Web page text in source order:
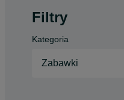
Filtry
Kategoria
Zabawki